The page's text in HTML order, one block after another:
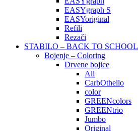
EASYgraph S
EASYoriginal
Refili
Rezači
STABILO – BACK TO SCHOOL
Bojenje – Coloring
Drvene bojice
All
CarbOthello
color
GREENcolors
GREENtrio
Jumbo
Original